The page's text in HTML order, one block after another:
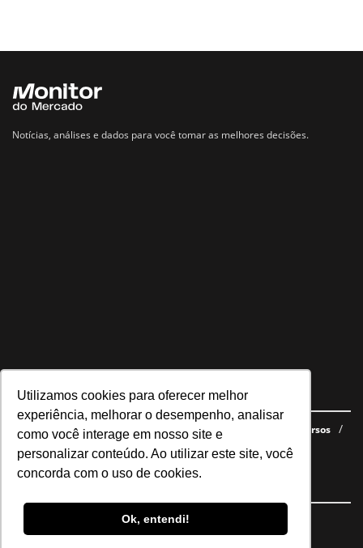
Utilizamos cookies para oferecer melhor
experiência, melhorar o desempenho, analisar
como você interage em nosso site e
personalizar conteúdo. Ao utilizar este site, você
concorda com o uso de cookies.
Ok, entendi!
Notícias, análises e dados para você tomar as melhores decisões.
Navegue no site
Últimas notícias Quem somos E-books gratuitos
Cursos
Política de privacidade